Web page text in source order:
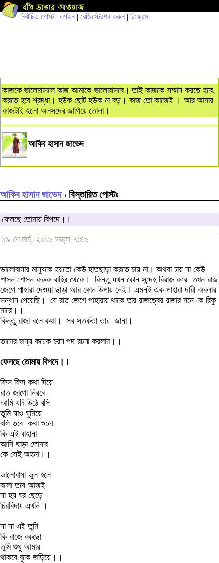
নির্বাচিত পোস্ট| লগইন | রেজিস্ট্রেশন করুন | রিফ্রেস
কাজকে ভালোবাসলে কাজ আমাকে ভালোবাসবে। তাই কাজকে সম্মান করতে হবে,
করতে হবে শ্রদ্ধা। হউক ছোট হউক না বড়। কাজ তো কাজেই । আর আমার
কাজটাই হলো অলসদের জাগিয়ে তোলা।
আকিব হাসান জাভেদ
আকিব হাসান জাভেদ› বিস্তারিত পোস্টঃ
ফেলছে তোমায় বিপদে।।
১৯ শে মার্চ, ২০১৯ সন্ধ্যা ৭:৪৯
ভালোবাসার মানুষকে হয়তো কেউ হাতছাড়া করতে চায় না। অথবা চায় না কেউ
শাসন শোসন করুক বাহির থেকে। কিন্তুু যখন কোন সন্দেহ বিরাজ করে তখন রাজ
জেগে পাহারা দেওয়া ছাড়া আর কোন উপায় নেই। এমনই এক পাহারা দারী অবলার
সন্ধান পেয়েছি। যে রাত জেগে পাহারায় থাকে তার রাজত্বের রাজার মনে কে রিকু
মারে।।
কিন্তুু রাজা বলে কথা। সব সতর্কতা তার জানা।
তাদের জন্য কয়েক চরন পদ রচনা করলাম।।
ফেলছে তোমায় বিপদে।।
ফিস ফিস কথা দিয়ে
রাত জাগো নিরবে
আমি যদি উঠে বসি
তুমি যাও ঘুমিয়ে
বলি তবে কথা শুনো
কি এই বাহানা
আমি ছাড়া তোমার
কে সেই অহনা।।
ভালোবাসা ভুল হলে
বলো তবে আজই
না হয় ঘর ছেড়ে
চিরবিদায় এখনি ।
না না এই তুমি
কি বাজে বকছো
তুমি শুধু আমার
থাকবে বুকে জড়িয়ে।।